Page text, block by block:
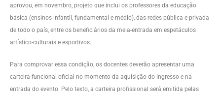
aprovou, em novembro, projeto que inclui os professores da educação
básica (ensinos infantil, fundamental e médio), das redes pública e privada
de todo o país, entre os beneficiários da meia-entrada em espetáculos
artístico-culturais e esportivos.
Para comprovar essa condição, os docentes deverão apresentar uma
carteira funcional oficial no momento da aquisição do ingresso e na
entrada do evento. Pelo texto, a carteira profissional será emitida pelas